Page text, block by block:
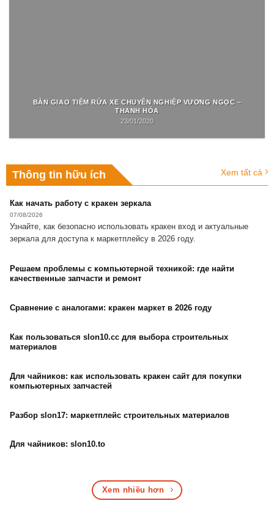
BÀN GIAO TIỆM RỬA XE CHUYÊN NGHIỆP VƯƠNG NGỌC –
THANH HÓA
23/01/2020
Thông tin hữu ích Xem tất cả
Как начать работу с кракен зеркала
07/08/2026
Узнайте, как безопасно использовать кракен вход и актуальные
зеркала для доступа к маркетплейсу в 2026 году.
Решаем проблемы с компьютерной техникой: где найти
качественные запчасти и ремонт
Сравнение с аналогами: кракен маркет в 2026 году
Как пользоваться slon10.cc для выбора строительных
материалов
Для чайников: как использовать кракен сайт для покупки
компьютерных запчастей
Разбор slon17: маркетплейс строительных материалов
Для чайников: slon10.to
Xem nhiều hơn